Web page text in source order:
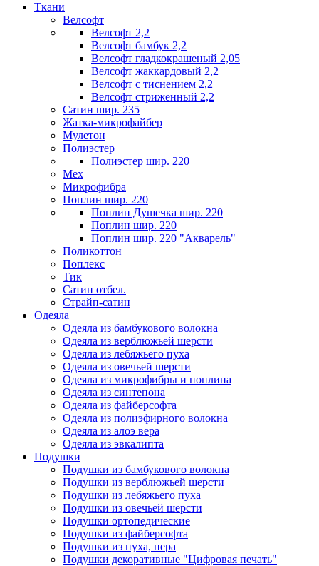
Ткани
Велсофт
Велсофт 2,2
Велсофт бамбук 2,2
Велсофт гладкокрашеный 2,05
Велсофт жаккардовый 2,2
Велсофт с тиснением 2,2
Велсофт стриженный 2,2
Сатин шир. 235
Жатка-микрофайбер
Мулетон
Полиэстер
Полиэстер шир. 220
Мех
Микрофибра
Поплин шир. 220
Поплин Душечка шир. 220
Поплин шир. 220
Поплин шир. 220 "Акварель"
Поликоттон
Поплекс
Тик
Сатин отбел.
Страйп-сатин
Одеяла
Одеяла из бамбукового волокна
Одеяла из верблюжьей шерсти
Одеяла из лебяжьего пуха
Одеяла из овечьей шерсти
Одеяла из микрофибры и поплина
Одеяла из синтепона
Одеяла из файберсофта
Одеяла из полиэфирного волокна
Одеяла из алоэ вера
Одеяла из эвкалипта
Подушки
Подушки из бамбукового волокна
Подушки из верблюжьей шерсти
Подушки из лебяжьего пуха
Подушки из овечьей шерсти
Подушки ортопедические
Подушки из файберсофта
Подушки из пуха, пера
Подушки декоративные "Цифровая печать"